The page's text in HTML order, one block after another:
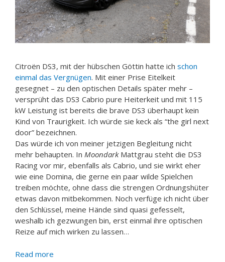
Citroën DS3, mit der hübschen Göttin hatte ich schon
einmal das Vergnügen. Mit einer Prise Eitelkeit
gesegnet – zu den optischen Details später mehr –
versprüht das DS3 Cabrio pure Heiterkeit und mit 115
kW Leistung ist bereits die brave DS3 überhaupt kein
Kind von Traurigkeit. Ich würde sie keck als “the girl next
door” bezeichnen.
Das würde ich von meiner jetzigen Begleitung nicht
mehr behaupten. In MoondarkMattgrau steht die DS3
Racing vor mir, ebenfalls als Cabrio, und sie wirkt eher
wie eine Domina, die gerne ein paar wilde Spielchen
treiben möchte, ohne dass die strengen Ordnungshüter
etwas davon mitbekommen. Noch verfüge ich nicht über
den Schlüssel, meine Hände sind quasi gefesselt,
weshalb ich gezwungen bin, erst einmal ihre optischen
Reize auf mich wirken zu lassen…
Read more